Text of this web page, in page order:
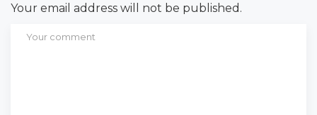
Your email address will not be published.